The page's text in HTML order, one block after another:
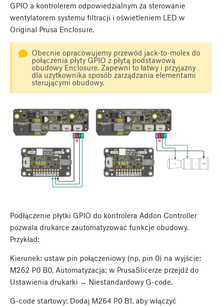
GPIO a kontrolerem odpowiedzialnym za sterowanie
wentylatorem systemu filtracji i oświetleniem LED w
Original Prusa Enclosure.
Obecnie opracowujemy przewód jack-to-molex do
połączenia płyty GPIO z płytą podstawową
obudowy Enclosure. Zapewni to łatwy i przyjazny
dla użytkownika sposób zarządzania elementami
sterującymi obudowy.
Podłączenie płytki GPIO do kontrolera Addon Controller
pozwala drukarce zautomatyzować funkcje obudowy.
Przykład:
Kierunek: ustaw pin połączeniowy (np. pin 0) na wyjście:
M262 P0 B0. Automatyzacja: w PrusaSlicerze przejdź do
Ustawienia drukarki → Niestandardowy G-code.
G-code startowy: Dodaj M264 P0 B1, aby włączyć